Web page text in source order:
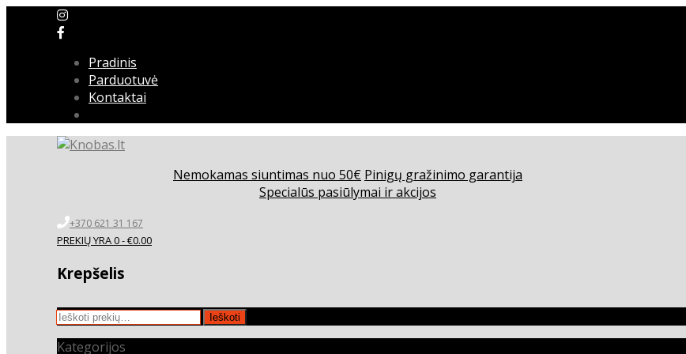
Pradinis
Parduotuvė
Kontaktai
Nemokamas siuntimas nuo 50€ Pinigų gražinimo garantija
Specialūs pasiūlymai ir akcijos
+370 621 31 167
PREKIŲ YRA 0 -€0.00
Krepšelis
Ieškoti: Ieškoti
Kategorijos